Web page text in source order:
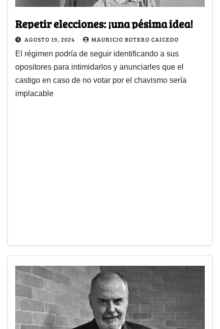
Repetir elecciones: ¡una pésima idea!
AGOSTO 19, 2024 MAURICIO BOTERO CAICEDO
El régimen podría de seguir identificando a sus
opositores para intimidarlos y anunciarles que el
castigo en caso de no votar por el chavismo sería
implacable